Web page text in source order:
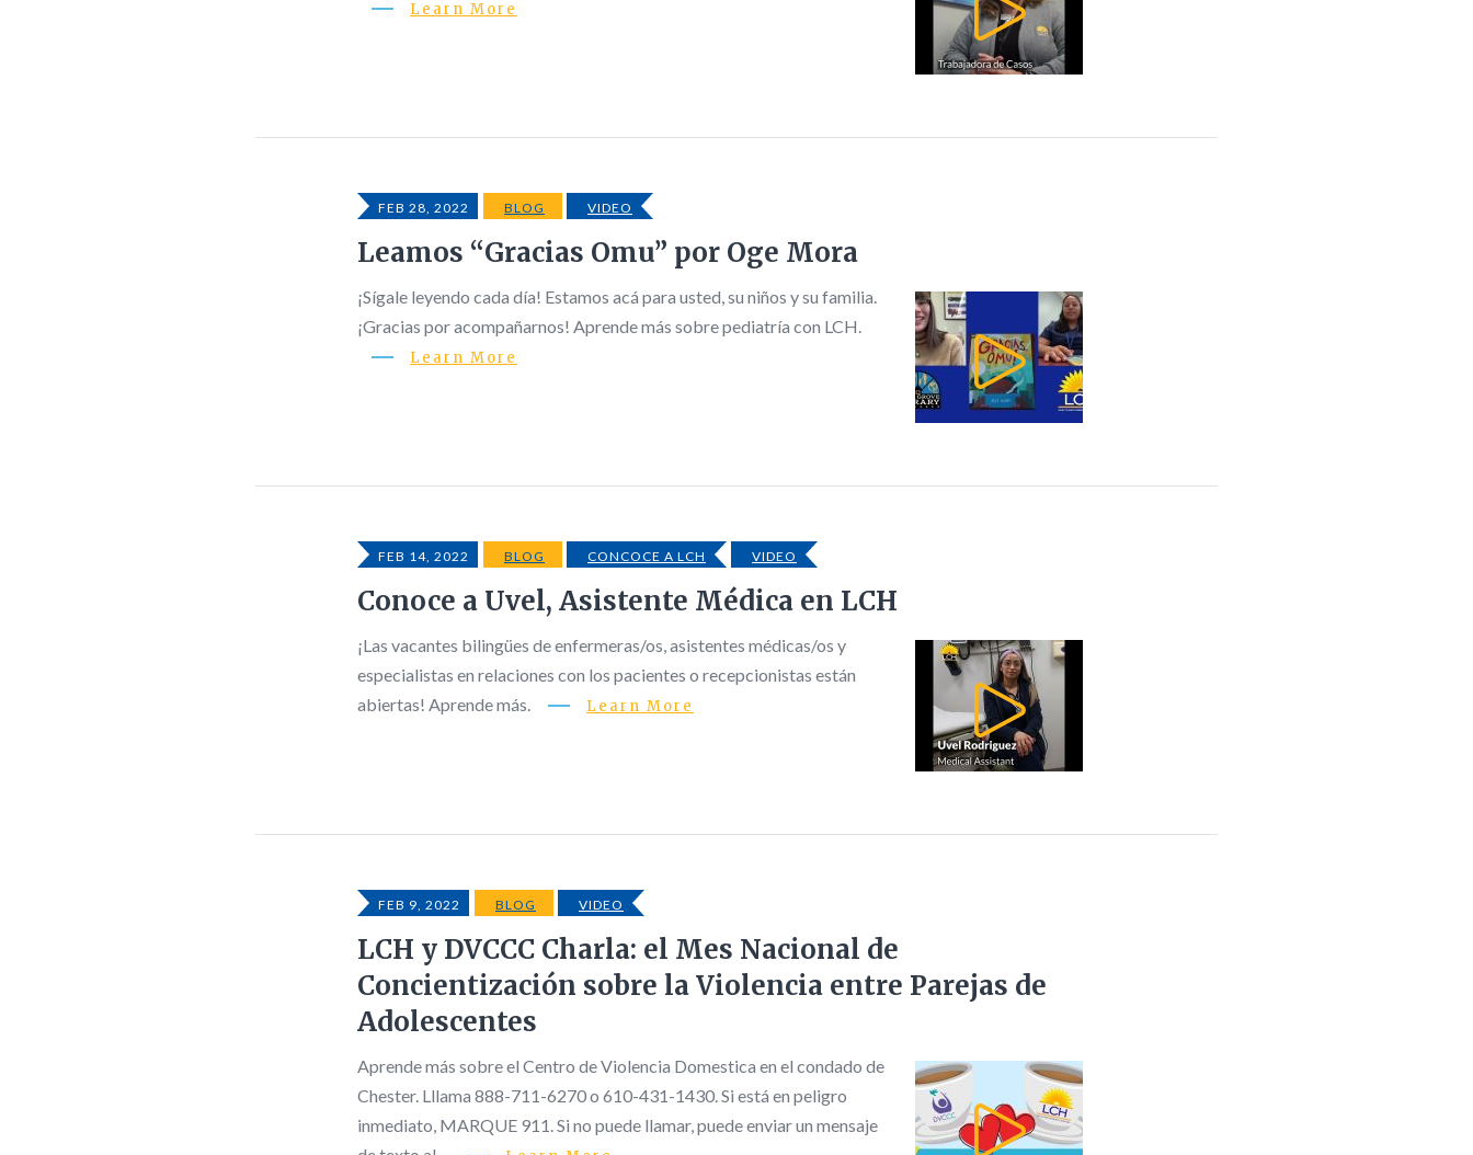
Learn More
FEB 28, 2022 BLOG VIDEO
Leamos “Gracias Omu” por Oge Mora
¡Sígale leyendo cada día! Estamos acá para usted, su niños y su familia.
¡Gracias por acompañarnos! Aprende más sobre pediatría con LCH.
Learn More
FEB 14, 2022 BLOG CONCOCE A LCH VIDEO
Conoce a Uvel, Asistente Médica en LCH
¡Las vacantes bilingües de enfermeras/os, asistentes médicas/os y
especialistas en relaciones con los pacientes o recepcionistas están
abiertas! Aprende más.
Learn More
FEB 9, 2022 BLOG VIDEO
LCH y DVCCC Charla: el Mes Nacional de
Concientización sobre la Violencia entre Parejas de
Adolescentes
Aprende más sobre el Centro de Violencia Domestica en el condado de
Chester. Lllama 888-711-6270 o 610-431-1430. Si está en peligro
inmediato, MARQUE 911. Si no puede llamar, puede enviar un mensaje